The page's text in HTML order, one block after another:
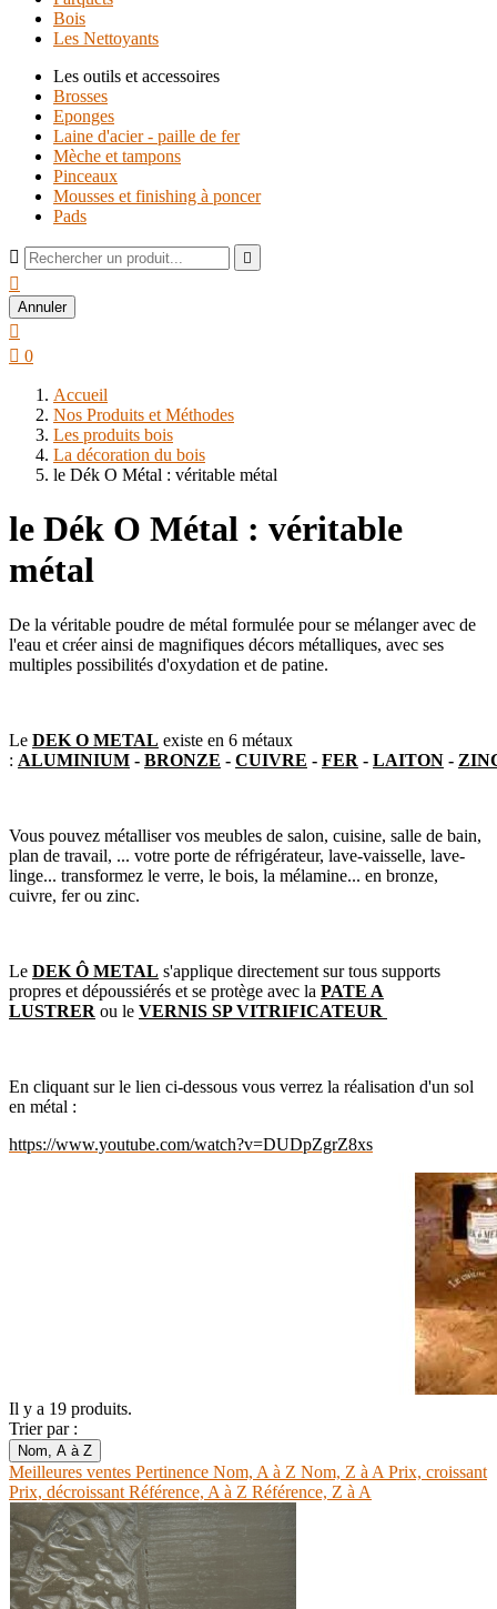
Bois
Les Nettoyants
Les outils et accessoires
Brosses
Eponges
Laine d'acier - paille de fer
Mèche et tampons
Pinceaux
Mousses et finishing à poncer
Pads
 

Annuler

 0
Accueil
Nos Produits et Méthodes
Les produits bois
La décoration du bois
le Dék O Métal : véritable métal
le Dék O Métal : véritable
métal
De la véritable poudre de métal formulée pour se mélanger avec de
l'eau et créer ainsi de magnifiques décors métalliques, avec ses
multiples possibilités d'oxydation et de patine.
Le DEK O METAL existe en 6 métaux
: ALUMINIUM - BRONZE - CUIVRE - FER - LAITON -
Vous pouvez métalliser vos meubles de salon, cuisine, salle de bain,
plan de travail, ... votre porte de réfrigérateur, lave-vaisselle, lave-
linge... transformez le verre, le bois, la mélamine... en bronze,
cuivre, fer ou zinc.
Le DEK Ô METAL s'applique directement sur tous supports
propres et dépoussiérés et se protège avec la PATE A
LUSTRER ou le VERNIS SP VITRIFICATEUR
En cliquant sur le lien ci-dessous vous verrez la réalisation d'un sol
en métal :
https://www.youtube.com/watch?v=DUDpZgrZ8xs
Il y a 19 produits.
Trier par :
Nom, A à Z
Meilleures ventes Pertinence Nom, A à Z Nom, Z à A Prix, croissant
Prix, décroissant Référence, A à Z Référence, Z à A